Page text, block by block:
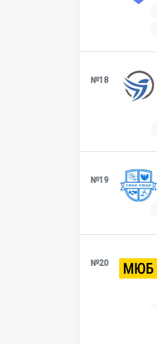
№18
№19
№20